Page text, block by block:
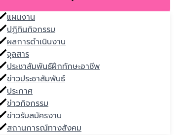
แผนงาน
ปฏิทินกิจกรรม
ผลการดำเนินงาน
จุลสาร
ประชาสัมพันธ์ฝึกทักษะอาชีพ
ข่าวประชาสัมพันธ์
ประกาศ
ข่าวกิจกรรม
ข่าวรับสมัครงาน
สถานการณ์ทางสังคม